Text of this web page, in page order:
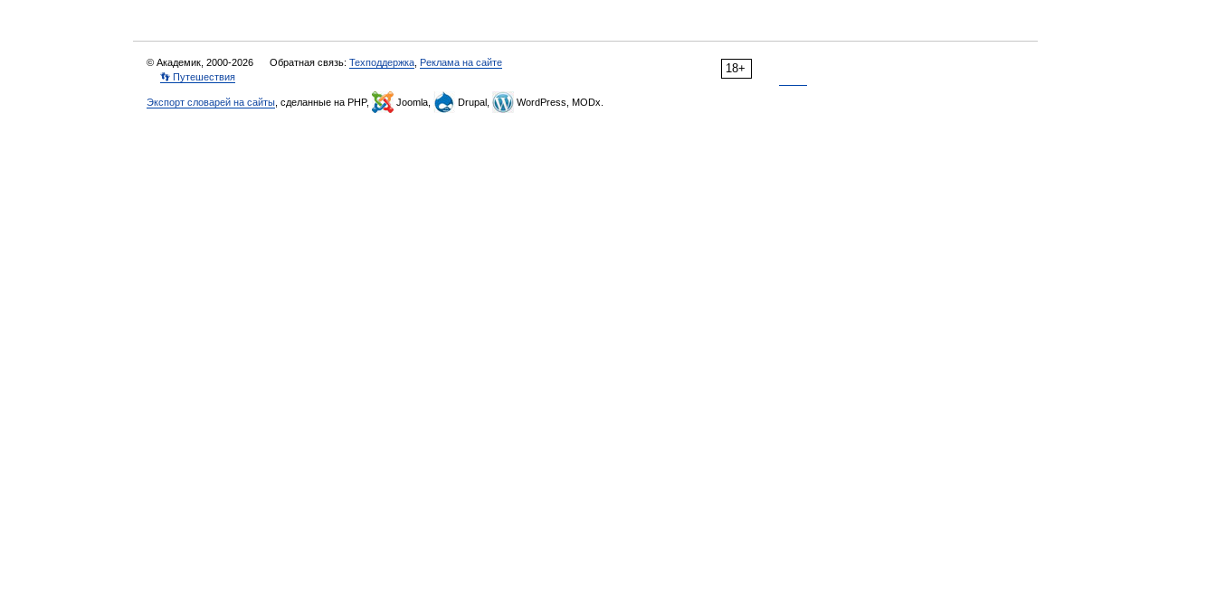
18+
© Академик, 2000-2026 Обратная связь: Техподдержка Реклама на сайте
👣 Путешествия
Экспорт словарей на сайты , сделанные на PHP, Joomla, Drupal, WordPress, MODx.